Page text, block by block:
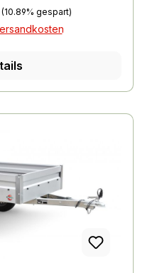
(10.89% gespart)